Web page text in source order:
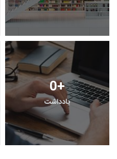
0+
یادداشت